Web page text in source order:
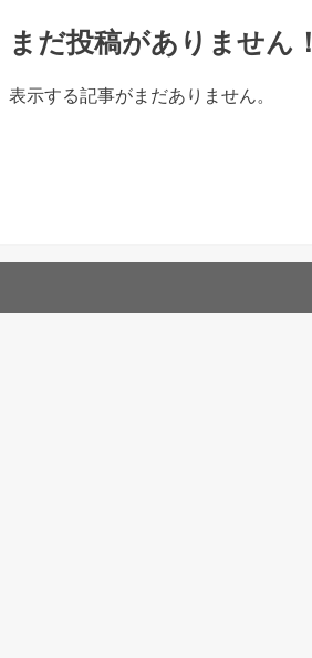
まだ投稿がありません！
表示する記事がまだありません。